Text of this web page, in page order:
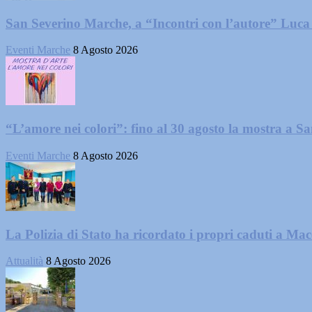
San Severino Marche, a “Incontri con l’autore”
Eventi Marche 8 Agosto 2026
“L’amore nei colori”: fino al 30 agosto la mostra a
Eventi Marche 8 Agosto 2026
La Polizia di Stato ha ricordato i propri caduti a
Attualità 8 Agosto 2026